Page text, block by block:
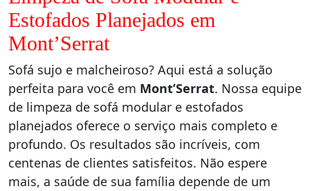
Estofados Planejados em
Mont’Serrat
Sofá sujo e malcheiroso? Aqui está a solução
perfeita para você em Mont’Serrat. Nossa equipe
de limpeza de sofá modular e estofados
planejados oferece o serviço mais completo e
profundo. Os resultados são incríveis, com
centenas de clientes satisfeitos. Não espere
mais, a saúde de sua família depende de um